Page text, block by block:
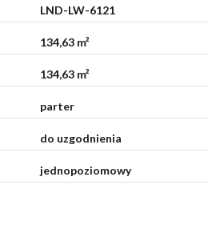
LND-LW-6121
134,63 m²
134,63 m²
parter
do uzgodnienia
jednopoziomowy